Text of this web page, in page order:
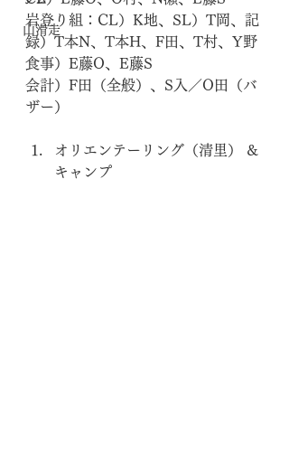
山滑走
岩登り組：CL）K地、SL）T岡、記
録）T本N、T本H、F田、T村、Y野
食事）E藤O、E藤S
会計）F田（全般）、S入／O田（バ
ザー）
オリエンテーリング（清里） &
キャンプ